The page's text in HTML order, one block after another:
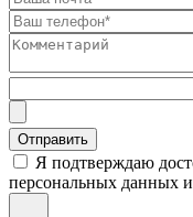
Отправить
Я подтверждаю
персональных данных и